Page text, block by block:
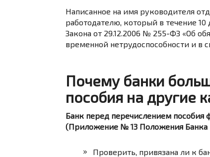
Написанное на имя руководителя
работодателю, который в течение 10
Закона от 29.12.2006 № 255-ФЗ «Об
временной нетрудоспособности и в
Почему банки
пособия на другие
Банк перед перечислением пособия
(Приложение № 13 Положения Банка
Проверить, привязана ли к